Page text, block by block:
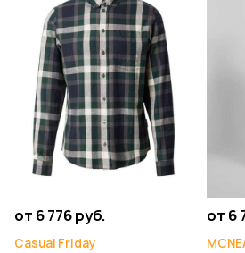
от 6 776 руб.
Casual Friday
от 6